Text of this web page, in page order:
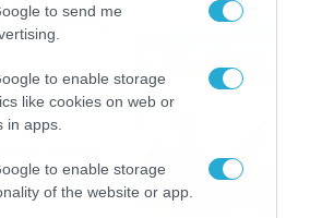
to send me
to enable storage
like cookies on web or
in apps.
to enable storage
of the website or app.
Ποιοι